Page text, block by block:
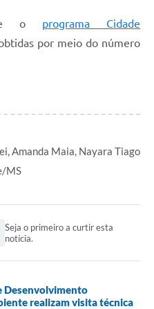
o programa Cidade
por meio do número
Amanda Maia, Nayara Tiago
MS
Seja o primeiro a curtir esta
notícia.
Desenvolvimento
realizam visita técnica